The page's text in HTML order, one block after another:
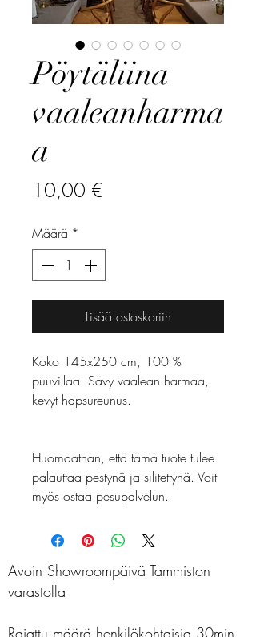
Pöytäliina
vaaleanharma
a
10,00 €
Määrä *
Lisää ostoskoriin
Koko 145x250 cm, 100 %
puuvillaa. Sävy vaalean harmaa,
kevyt hapsureunus.
Huomaathan, että tämä tuote tulee
palauttaa pestynä ja silitettynä. Voit
myös ostaa pesupalvelun.
Avoin Showroompäivä Tammiston
varastolla
Rajattu määrä henkilökohtaisia 30min